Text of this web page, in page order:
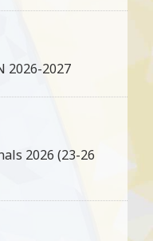
2027
2026 (23-26